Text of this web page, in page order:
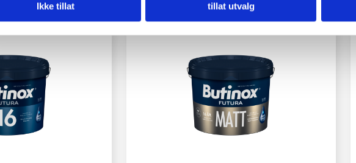
Ikke tillat tillat utvalg